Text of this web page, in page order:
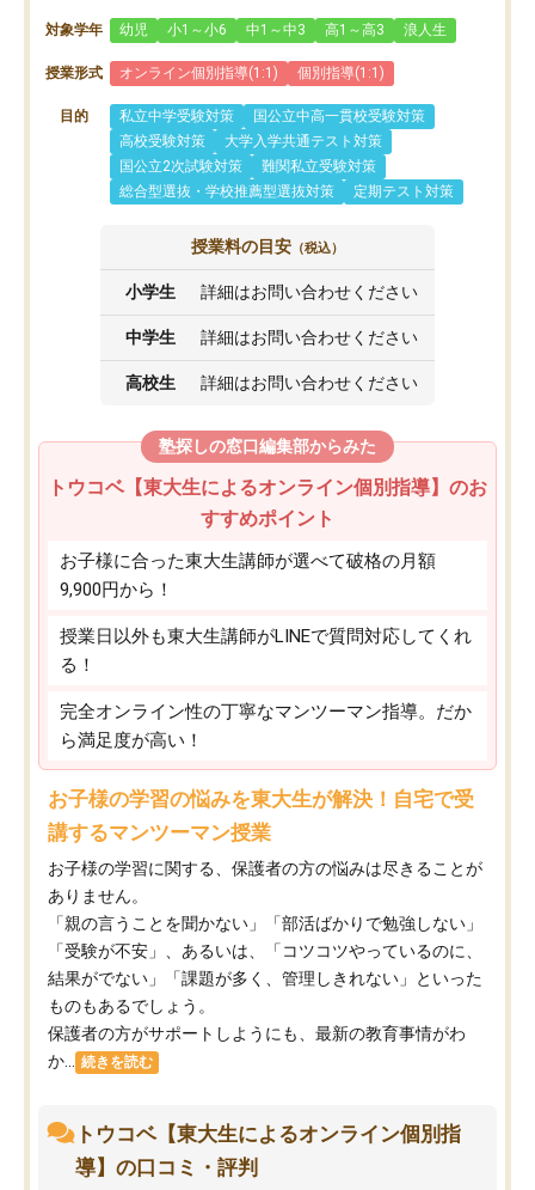
対象学年 幼児 小1～小6 中1～中3 高1～高3 浪人生
授業形式 オンライン個別指導(1:1) 個別指導(1:1)
目的 私立中学受験対策
国公立中高一貫校受験対策
高校受験対策
大学入学共通テスト対策
国公立2次試験対策
難関私立受験対策
総合型選抜・学校推薦型選抜対策
定期テスト対策
授業料の目安 （税込）
小学生 詳細はお問い合わせください
中学生 詳細はお問い合わせください
高校生 詳細はお問い合わせください
塾探しの窓口編集部からみた
トウコベ【東大生によるオンライン個別指導】のお
すすめポイント
お子様に合った東大生講師が選べて破格の月額
9,900円から！
授業日以外も東大生講師がLINEで質問対応してくれ
る！
完全オンライン性の丁寧なマンツーマン指導。だか
ら満足度が高い！
お子様の学習の悩みを東大生が解決！自宅で受
講するマンツーマン授業
お子様の学習に関する、保護者の方の悩みは尽きることが
ありません。
「親の言うことを聞かない」「部活ばかりで勉強しない」
「受験が不安」、あるいは、「コツコツやっているのに、
結果がでない」「課題が多く、管理しきれない」といった
ものもあるでしょう。
保護者の方がサポートしようにも、最新の教育事情がわ
か...
続きを読む
トウコベ【東大生によるオンライン個別指
導】の口コミ・評判